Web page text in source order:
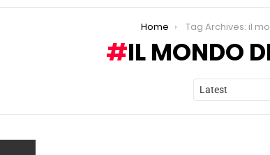
Home Tag Archives: il
IL MONDO